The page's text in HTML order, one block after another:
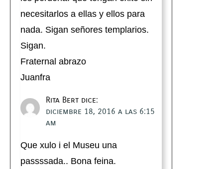
necesitarlos a ellas y ellos para
nada. Sigan señores templarios.
Sigan.
Fraternal abrazo
Juanfra
Rita Bert dice:
diciembre 18, 2016 a las 6:15
am
Que xulo i el Museu una
passssada.. Bona feina.